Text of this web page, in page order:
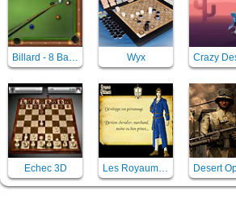
Billard - 8 Ball Billiards Classic Wyx
Echec 3D Les Royaumes Renaissants